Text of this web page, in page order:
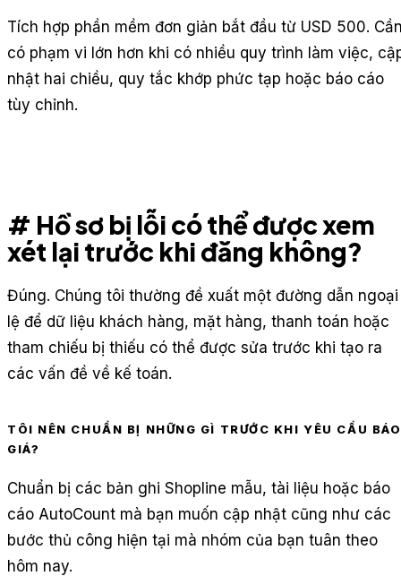
Tích hợp phần mềm đơn giản bắt đầu từ USD 500.
có phạm vi lớn hơn khi có nhiều quy trình làm việc,
nhật hai chiều, quy tắc khớp phức tạp hoặc báo cáo
tùy chỉnh.
# Hồ sơ bị lỗi có thể được xem
xét lại trước khi đăng không?
Đúng. Chúng tôi thường đề xuất một đường dẫn ngoại
lệ để dữ liệu khách hàng, mặt hàng, thanh toán hoặc
tham chiếu bị thiếu có thể được sửa trước khi tạo ra
các vấn đề về kế toán.
TÔI NÊN CHUẨN BỊ NHỮNG GÌ TRƯỚC KHI YÊU CẦU BÁO
GIÁ?
Chuẩn bị các bản ghi Shopline mẫu, tài liệu hoặc báo
cáo AutoCount mà bạn muốn cập nhật cũng như các
bước thủ công hiện tại mà nhóm của bạn tuân theo
hôm nay.